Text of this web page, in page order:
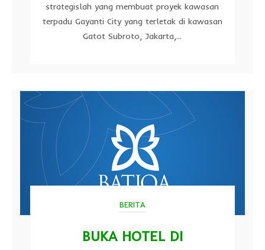
strategislah yang membuat proyek kawasan
terpadu Gayanti City yang terletak di kawasan
Gatot Subroto, Jakarta,...
BERITA
BUKA HOTEL DI